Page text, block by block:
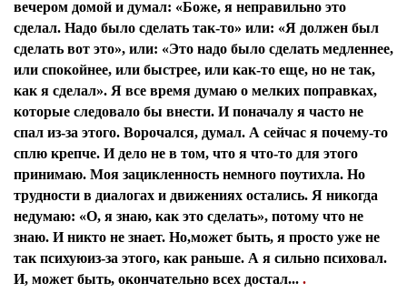
вечером домой и думал: «Боже, я неправильно это
сделал. Надо было сделать так-то» или: «Я должен был
сделать вот это», или: «Это надо было сделать медленнее,
или спокойнее, или быстрее, или как-то еще, но не так,
как я сделал». Я все время думаю о мелких поправках,
которые следовало бы внести. И поначалу я часто не
спал из-за этого. Ворочался, думал. А сейчас я почему-то
сплю крепче. И дело не в том, что я что-то для этого
принимаю. Моя зацикленность немного поутихла. Но
трудности в диалогах и движениях остались. Я никогда
недумаю: «О, я знаю, как это сделать», потому что не
знаю. И никто не знает. Но,может быть, я просто уже не
так психуюиз-за этого, как раньше. А я сильно психовал.
И, может быть, окончательно всех достал... .